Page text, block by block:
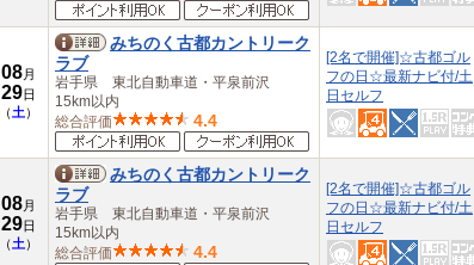
08月
29日
（土）
みちのく古都カントリーク
ラブ
岩手県 東北自動車道・平泉前沢
15km以内
総合評価
4.4
[2名で開催]☆古都ゴル
フの日☆最新ナビ付/土
日セルフ
08月
29日
（ 土 ）
みちのく古都カントリーク
ラブ
岩手県 東北自動車道・平泉前沢
15km以内
総合評価
4.4
[2名で開催]☆古都ゴル
フの日☆最新ナビ付/土
日セルフ